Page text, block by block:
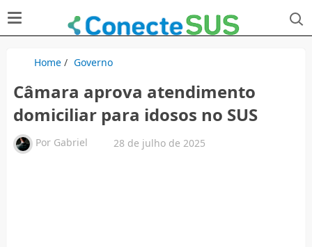
Home/ Governo
Câmara aprova atendimento
domiciliar para idosos no SUS
Por Gabriel 28 de julho de 2025